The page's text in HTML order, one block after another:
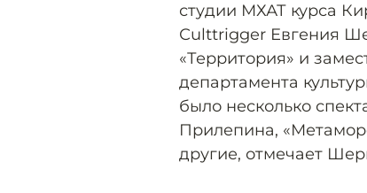
студии МХАТ курса
Сulttrigger Евгения
«Территория» и
департамента
было несколько
Прилепина,
другие, отмечает